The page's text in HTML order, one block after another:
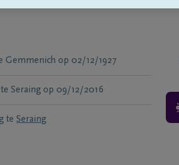
Gemmenich op 02/12/1927
Seraing op 09/12/2016
te Seraing